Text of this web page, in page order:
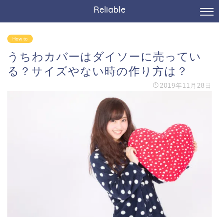
Reliable
How to
うちわカバーはダイソーに売ってい
る？サイズやない時の作り方は？
2019年11月28日